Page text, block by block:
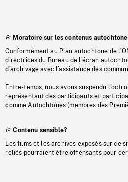
Moratoire sur les contenus
Conformément au Plan autochtone de
directrices du Bureau de l’écran
d’archivage avec l’assistance des
Entre-temps, nous avons suspendu
représentant des participants et
comme Autochtones (membres des
Contenu sensible?
Les films et les archives exposés sur ce
reliés pourraient être offensants pour